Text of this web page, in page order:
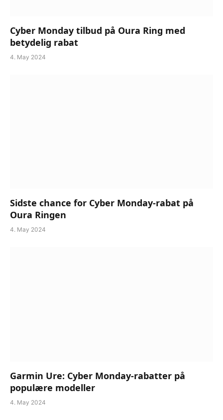
Cyber Monday tilbud på Oura Ring med
betydelig rabat
4. May 2024
Sidste chance for Cyber Monday-rabat på
Oura Ringen
4. May 2024
Garmin Ure: Cyber Monday-rabatter på
populære modeller
4. May 2024